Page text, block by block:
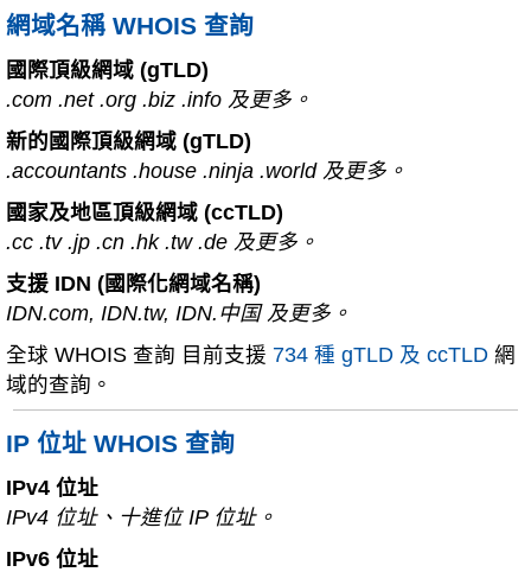
網域名稱 WHOIS 查詢
國際頂級網域 (gTLD)
.com .net .org .biz .info 及更多。
新的國際頂級網域 (gTLD)
.accountants .house .ninja .world 及更多。
國家及地區頂級網域 (ccTLD)
.cc .tv .jp .cn .hk .tw .de 及更多。
支援 IDN (國際化網域名稱)
IDN.com, IDN.tw, IDN.中国 及更多。
全球 WHOIS 查詢 目前支援 734 種 gTLD 及 ccTLD 網
域的查詢。
IP 位址 WHOIS 查詢
IPv4 位址
IPv4 位址、十進位 IP 位址。
IPv6 位址